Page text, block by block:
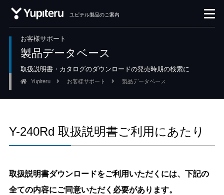
ユピテル製品のご案内
お客様サポート
製品データベース
取扱説明書・カタログのダウンロードの発売時期の検索に
Yupiteru お客様サポート 製品データベース
Y-240Rd 取扱説明書ご利用にあたり
取扱説明書ダウンロードをご利用いただくには、下記の
全ての内容にご同意いただく必要があります。